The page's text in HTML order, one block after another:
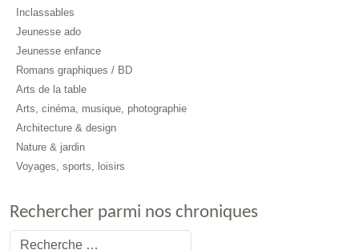
Inclassables
Jeunesse ado
Jeunesse enfance
Romans graphiques / BD
Arts de la table
Arts, cinéma, musique, photographie
Architecture & design
Nature & jardin
Voyages, sports, loisirs
Rechercher parmi nos chroniques
Valider